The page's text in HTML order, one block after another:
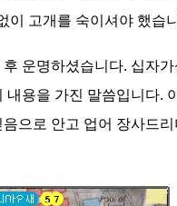
이 고개를 숙이셔야 했습
운명하셨습니다. 십자
용을 가진 말씀입니다.
으로 안고 업어 장사드